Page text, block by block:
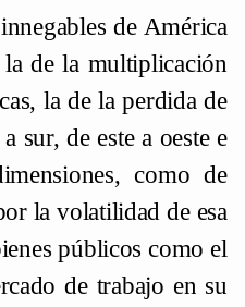
de América
de la multiplicación
la de la perdida de
sur, de este a oeste e
como de
la volatilidad de esa
públicos como el
de trabajo en su